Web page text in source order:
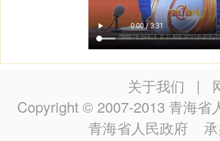
关于我们 |
Copyright © 2007-2013 青海省
青海省人民政府 承